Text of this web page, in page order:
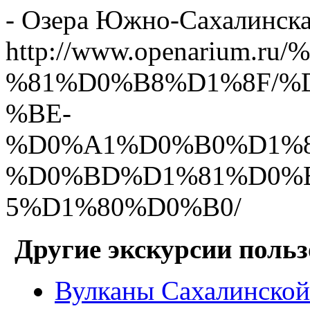
- Озера Южно-
http://www.openarium.ru/
%81%D0%B8%D1%8F/
%BE-
5%D1%80%D0%B0/
Другие экскурсии
Вулканы